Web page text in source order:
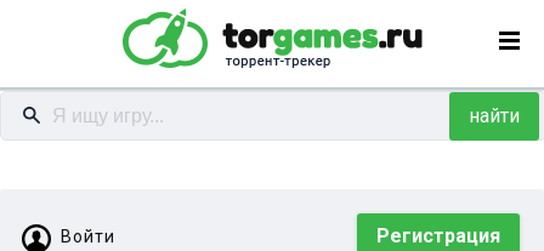
найти
Войти Регистрация